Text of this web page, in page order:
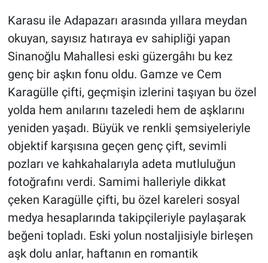
Karasu ile Adapazarı arasında yıllara meydan
okuyan, sayısız hatıraya ev sahipliği yapan
Sinanoğlu Mahallesi eski güzergâhı bu kez
genç bir aşkın fonu oldu. Gamze ve Cem
Karagülle çifti, geçmişin izlerini taşıyan bu özel
yolda hem anılarını tazeledi hem de aşklarını
yeniden yaşadı. Büyük ve renkli şemsiyeleriyle
objektif karşısına geçen genç çift, sevimli
pozları ve kahkahalarıyla adeta mutluluğun
fotoğrafını verdi. Samimi halleriyle dikkat
çeken Karagülle çifti, bu özel kareleri sosyal
medya hesaplarında takipçileriyle paylaşarak
beğeni topladı. Eski yolun nostaljisiyle birleşen
aşk dolu anlar, haftanın en romantik